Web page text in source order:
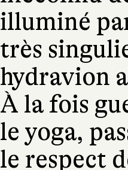
illuminé
très
hydravion
À la fois
le yoga,
le respect